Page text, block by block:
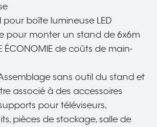
boîte lumineuse LED
pour monter un stand de 6x6m
ÉCONOMIE de coûts de main-
sans outil du stand et
associé à des accessoires
pour téléviseurs,
pièces de stockage, salle de